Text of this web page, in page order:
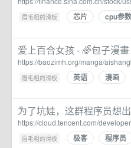
眉毛粗的滑板 · 芯片 cpu参数
爱上百合女孩 - 🌈️包子漫畫
https://baozimh.org/manga/
眉毛粗的滑板 · 英语 漫画
为了坑娃，这群程序员想
https://cloud.tencent.com/
眉毛粗的滑板 · 极客 程序员